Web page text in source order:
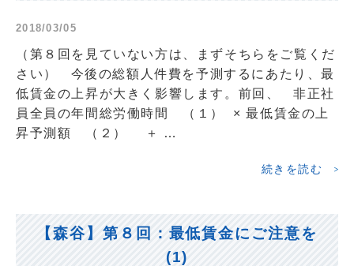
2018/03/05
（第８回を見ていない方は、まずそちらをご覧くだ
さい） 今後の総額人件費を予測するにあたり、最
低賃金の上昇が大きく影響します。前回、 非正社
員全員の年間総労働時間 （１） × 最低賃金の上
昇予測額 （２） ＋ …
続きを読む
【森谷】第８回：最低賃金にご注意を
(1)